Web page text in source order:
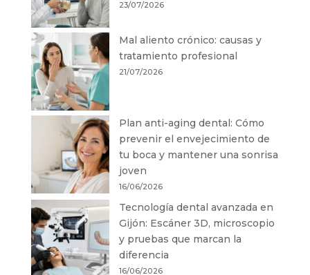
23/07/2026
Mal aliento crónico: causas y
tratamiento profesional
21/07/2026
Plan anti-aging dental: Cómo
prevenir el envejecimiento de
tu boca y mantener una sonrisa
joven
16/06/2026
Tecnología dental avanzada en
Gijón: Escáner 3D, microscopio
y pruebas que marcan la
diferencia
16/06/2026